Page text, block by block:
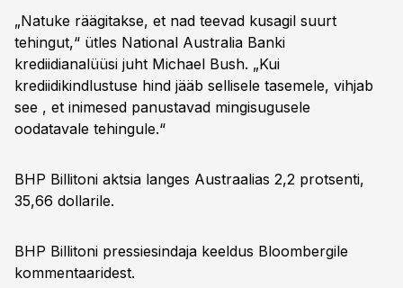
„Natuke räägitakse, et nad teevad kusagil suurt
tehingut,“ ütles National Australia Banki
krediidianalüüsi juht Michael Bush. „Kui
krediidikindlustuse hind jääb sellisele tasemele, vihjab
see , et inimesed panustavad mingisugusele
oodatavale tehingule.“
BHP Billitoni aktsia langes Austraalias 2,2 protsenti,
35,66 dollarile.
BHP Billitoni pressiesindaja keeldus Bloombergile
kommentaaridest.